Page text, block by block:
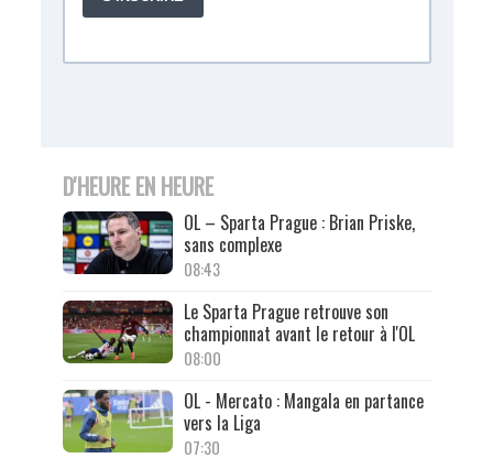
D'HEURE EN HEURE
OL – Sparta Prague : Brian Priske,
sans complexe
08:43
Le Sparta Prague retrouve son
championnat avant le retour à l'OL
08:00
OL - Mercato : Mangala en partance
vers la Liga
07:30